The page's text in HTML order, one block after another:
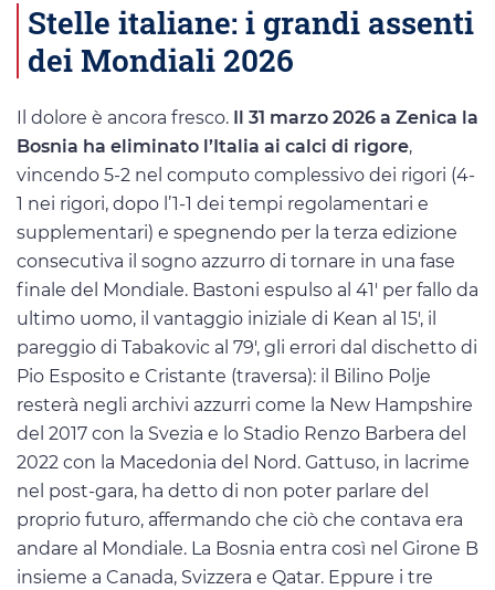
Stelle italiane: i grandi assenti
dei Mondiali 2026
Il dolore è ancora fresco.
Il 31 marzo 2026 a Zenica la
Bosnia ha eliminato l’Italia ai calci di rigore,
vincendo 5-2 nel computo complessivo dei rigori (4-
1 nei rigori, dopo l’1-1 dei tempi regolamentari e
supplementari) e spegnendo per la terza edizione
consecutiva il sogno azzurro di tornare in una fase
finale del Mondiale. Bastoni espulso al 41′ per fallo da
ultimo uomo, il vantaggio iniziale di Kean al 15′, il
pareggio di Tabakovic al 79′, gli errori dal dischetto di
Pio Esposito e Cristante (traversa): il Bilino Polje
resterà negli archivi azzurri come la New Hampshire
del 2017 con la Svezia e lo Stadio Renzo Barbera del
2022 con la Macedonia del Nord. Gattuso, in lacrime
nel post-gara, ha detto di non poter parlare del
proprio futuro, affermando che ciò che contava era
andare al Mondiale. La Bosnia entra così nel Girone B
insieme a Canada, Svizzera e Qatar. Eppure i tre